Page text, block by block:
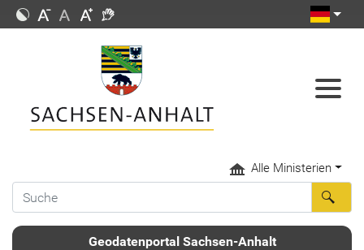
Alle Ministerien
Geodatenportal Sachsen-Anhalt